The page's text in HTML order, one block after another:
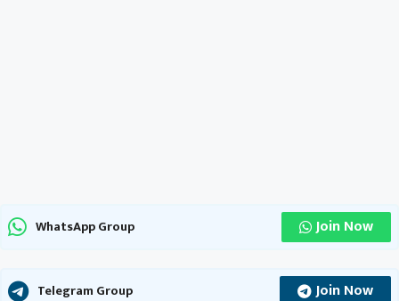
WhatsApp Group Join Now
Telegram Group Join Now